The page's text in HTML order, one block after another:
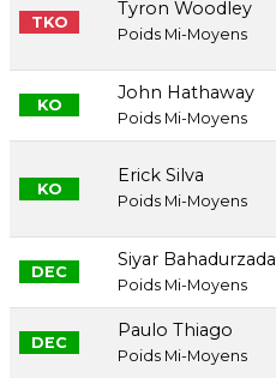
TKO
Tyron Woodley
Poids Mi-Moyens
KO
John Hathaway
Poids Mi-Moyens
KO
Erick Silva
Poids Mi-Moyens
DEC
Siyar Bahadurzada
Poids Mi-Moyens
DEC
Paulo Thiago
Poids Mi-Moyens